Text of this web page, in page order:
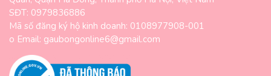
SĐT: 0979836886
Mã số đăng ký hộ kinh doanh: 0108977908-001
o Email: gaubongonline6@gmail.com